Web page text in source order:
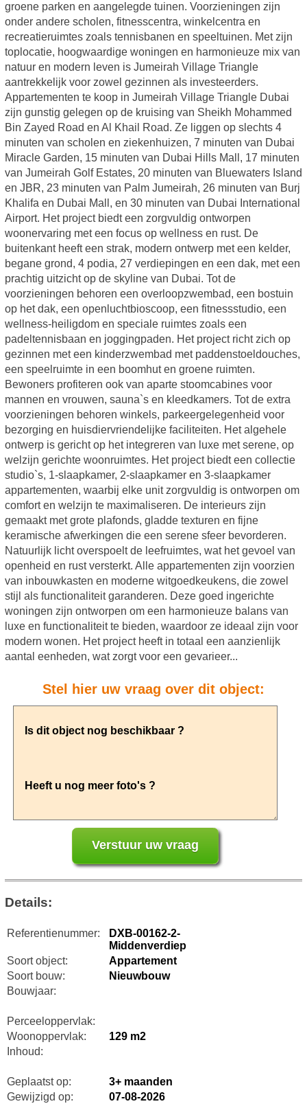
groene parken en aangelegde tuinen. Voorzieningen zijn
onder andere scholen, fitnesscentra, winkelcentra en
recreatieruimtes zoals tennisbanen en speeltuinen. Met zijn
toplocatie, hoogwaardige woningen en harmonieuze mix van
natuur en modern leven is Jumeirah Village Triangle
aantrekkelijk voor zowel gezinnen als investeerders.
Appartementen te koop in Jumeirah Village Triangle Dubai
zijn gunstig gelegen op de kruising van Sheikh Mohammed
Bin Zayed Road en Al Khail Road. Ze liggen op slechts 4
minuten van scholen en ziekenhuizen, 7 minuten van Dubai
Miracle Garden, 15 minuten van Dubai Hills Mall, 17 minuten
van Jumeirah Golf Estates, 20 minuten van Bluewaters Island
en JBR, 23 minuten van Palm Jumeirah, 26 minuten van Burj
Khalifa en Dubai Mall, en 30 minuten van Dubai International
Airport. Het project biedt een zorgvuldig ontworpen
woonervaring met een focus op wellness en rust. De
buitenkant heeft een strak, modern ontwerp met een kelder,
begane grond, 4 podia, 27 verdiepingen en een dak, met een
prachtig uitzicht op de skyline van Dubai. Tot de
voorzieningen behoren een overloopzwembad, een bostuin
op het dak, een openluchtbioscoop, een fitnessstudio, een
wellness-heiligdom en speciale ruimtes zoals een
padeltennisbaan en joggingpaden. Het project richt zich op
gezinnen met een kinderzwembad met paddenstoeldouches,
een speelruimte in een boomhut en groene ruimten.
Bewoners profiteren ook van aparte stoomcabines voor
mannen en vrouwen, sauna`s en kleedkamers. Tot de extra
voorzieningen behoren winkels, parkeergelegenheid voor
bezorging en huisdiervriendelijke faciliteiten. Het algehele
ontwerp is gericht op het integreren van luxe met serene, op
welzijn gerichte woonruimtes. Het project biedt een collectie
studio`s, 1-slaapkamer, 2-slaapkamer en 3-slaapkamer
appartementen, waarbij elke unit zorgvuldig is ontworpen om
comfort en welzijn te maximaliseren. De interieurs zijn
gemaakt met grote plafonds, gladde texturen en fijne
keramische afwerkingen die een serene sfeer bevorderen.
Natuurlijk licht overspoelt de leefruimtes, wat het gevoel van
openheid en rust versterkt. Alle appartementen zijn voorzien
van inbouwkasten en moderne witgoedkeukens, die zowel
stijl als functionaliteit garanderen. Deze goed ingerichte
woningen zijn ontworpen om een harmonieuze balans van
luxe en functionaliteit te bieden, waardoor ze ideaal zijn voor
modern wonen. Het project heeft in totaal een aanzienlijk
aantal eenheden, wat zorgt voor een gevarieer...
Stel hier uw vraag over dit object:
Details:
Referentienummer:
DXB-00162-2-
Middenverdiep
Soort object:
Appartement
Soort bouw:
Nieuwbouw
Bouwjaar:
Perceeloppervlak:
Woonoppervlak:
129 m2
Inhoud:
Geplaatst op:
3+ maanden
Gewijzigd op:
07-08-2026